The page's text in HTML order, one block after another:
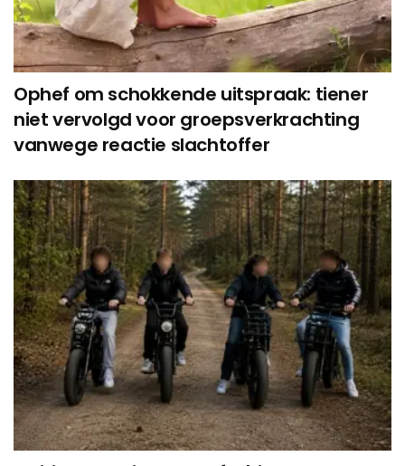
Ophef om schokkende uitspraak: tiener
niet vervolgd voor groepsverkrachting
vanwege reactie slachtoffer